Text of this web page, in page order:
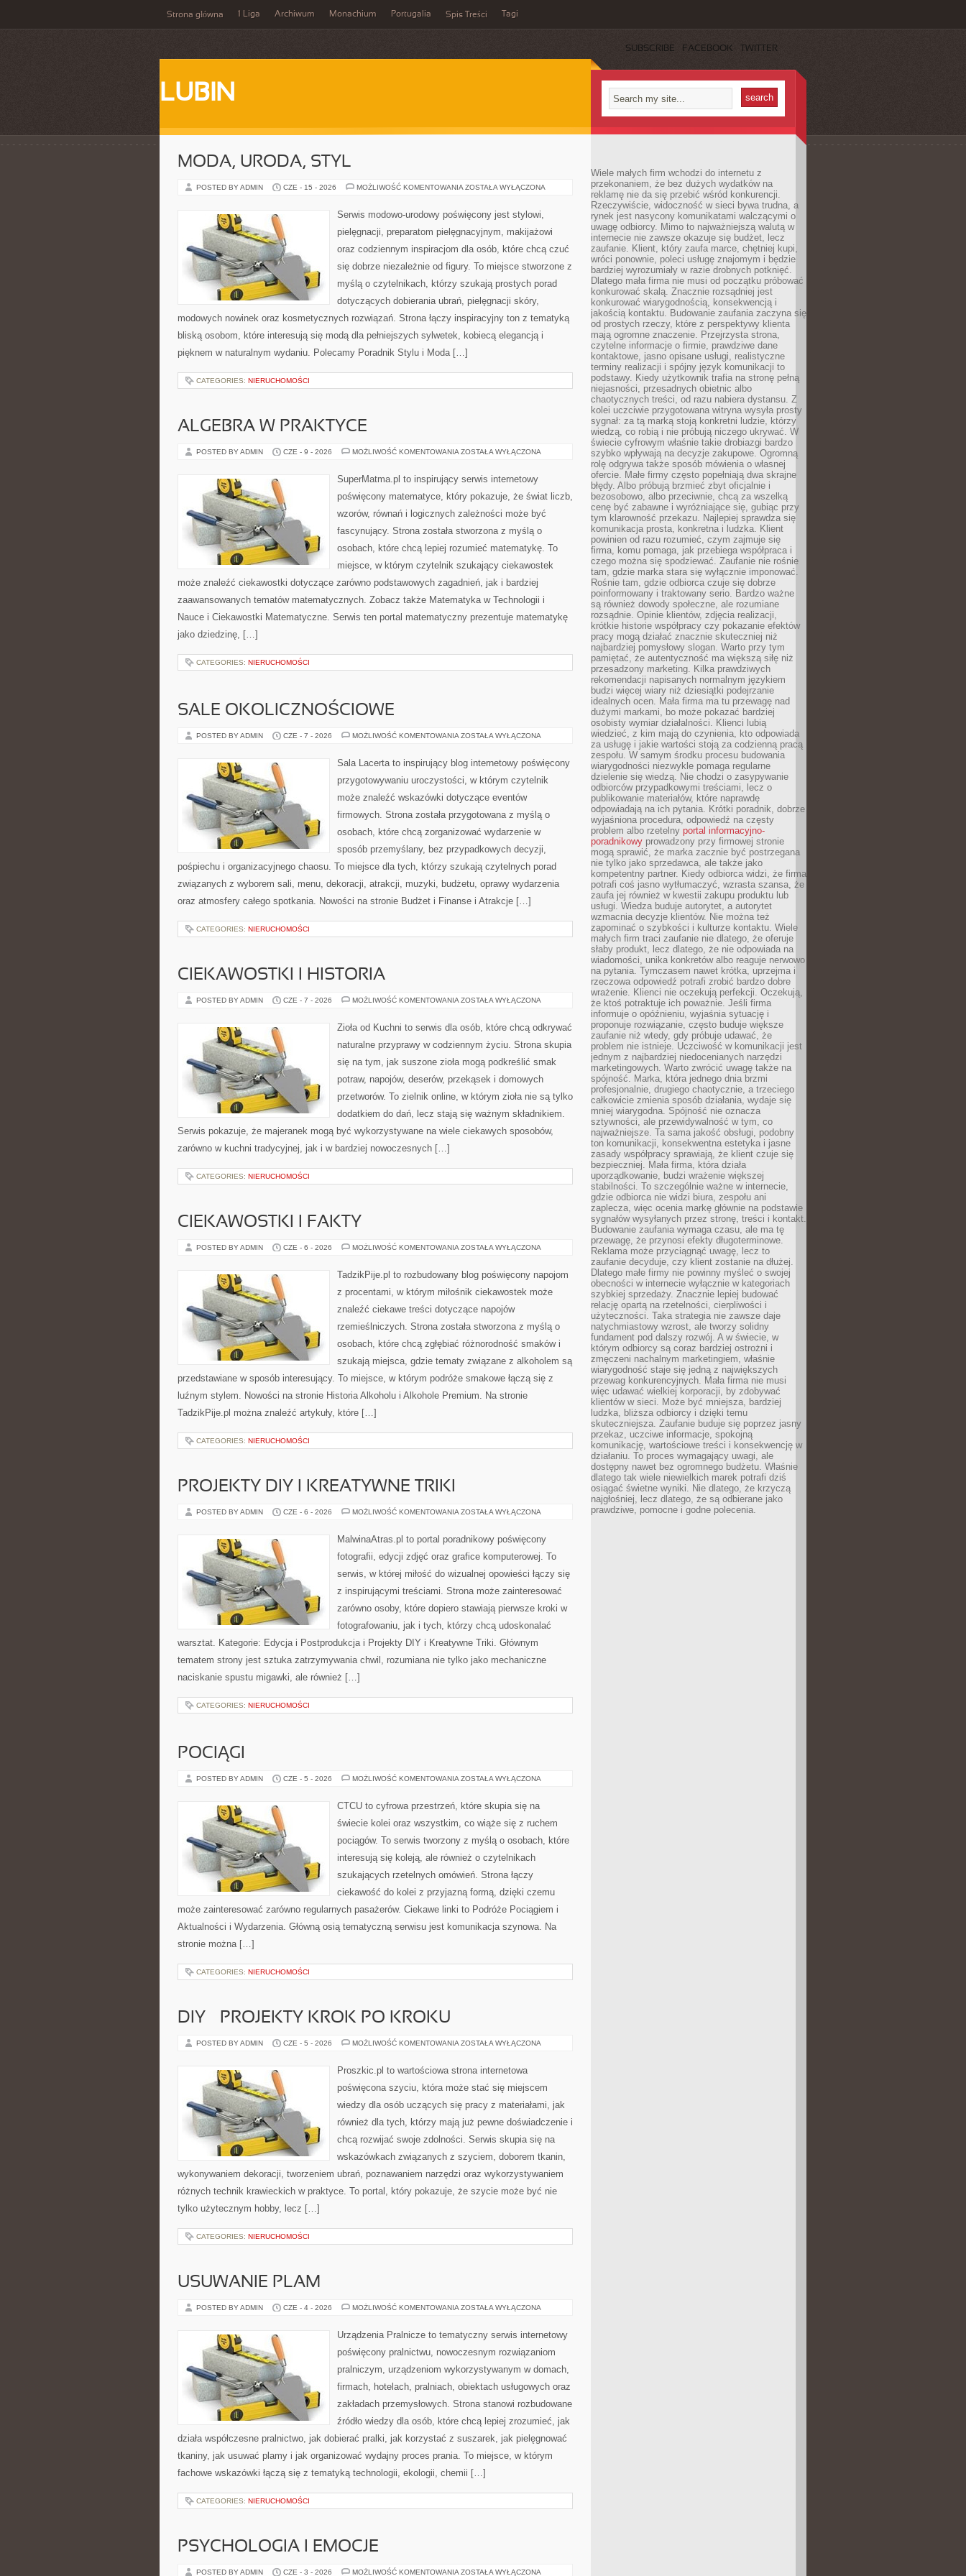
Strona główna 1 Liga Archiwum Monachium Portugalia Spis Treści Tagi
SUBSCRIBE FACEBOOK TWITTER
LUBIN
MODA, URODA, STYL
POSTED BY ADMIN CZE - 15 - 2026 MOŻLIWOŚĆ KOMENTOWANIA MODA,
ZOSTAŁA WYŁĄCZONA
Serwis modowo-urodowy poświęcony jest stylowi,
pielęgnacji, preparatom pielęgnacyjnym, makijażowi
oraz codziennym inspiracjom dla osób, które chcą czuć
się dobrze niezależnie od figury. To miejsce stworzone z
myślą o czytelnikach, którzy szukają prostych porad
dotyczących dobierania ubrań, pielęgnacji skóry,
modowych nowinek oraz kosmetycznych rozwiązań. Strona łączy inspiracyjny ton z tematyką
bliską osobom, które interesują się modą dla pełniejszych sylwetek, kobiecą elegancją i
pięknem w naturalnym wydaniu. Polecamy Poradnik Stylu i Moda […]
CATEGORIES: NIERUCHOMOŚCI
ALGEBRA W PRAKTYCE
POSTED BY ADMIN CZE - 9 - 2026 MOŻLIWOŚĆ KOMENTOWANIA ALGEBRA
ZOSTAŁA WYŁĄCZONA
SuperMatma.pl to inspirujący serwis internetowy
poświęcony matematyce, który pokazuje, że świat liczb,
wzorów, równań i logicznych zależności może być
fascynujący. Strona została stworzona z myślą o
osobach, które chcą lepiej rozumieć matematykę. To
miejsce, w którym czytelnik szukający ciekawostek
może znaleźć ciekawostki dotyczące zarówno podstawowych zagadnień, jak i bardziej
zaawansowanych tematów matematycznych. Zobacz także Matematyka w Technologii i
Nauce i Ciekawostki Matematyczne. Serwis ten portal matematyczny prezentuje matematykę
jako dziedzinę, […]
CATEGORIES: NIERUCHOMOŚCI
SALE OKOLICZNOŚCIOWE
POSTED BY ADMIN CZE - 7 - 2026 MOŻLIWOŚĆ KOMENTOWANIA SALE
ZOSTAŁA WYŁĄCZONA
Sala Lacerta to inspirujący blog internetowy poświęcony
przygotowywaniu uroczystości, w którym czytelnik
może znaleźć wskazówki dotyczące eventów
firmowych. Strona została przygotowana z myślą o
osobach, które chcą zorganizować wydarzenie w
sposób przemyślany, bez przypadkowych decyzji,
pośpiechu i organizacyjnego chaosu. To miejsce dla tych, którzy szukają czytelnych porad
związanych z wyborem sali, menu, dekoracji, atrakcji, muzyki, budżetu, oprawy wydarzenia
oraz atmosfery całego spotkania. Nowości na stronie Budżet i Finanse i Atrakcje […]
CATEGORIES: NIERUCHOMOŚCI
CIEKAWOSTKI I HISTORIA
POSTED BY ADMIN CZE - 7 - 2026 MOŻLIWOŚĆ KOMENTOWANIA CIEKAWOSTKI
ZOSTAŁA WYŁĄCZONA
Zioła od Kuchni to serwis dla osób, które chcą odkrywać
naturalne przyprawy w codziennym życiu. Strona skupia
się na tym, jak suszone zioła mogą podkreślić smak
potraw, napojów, deserów, przekąsek i domowych
przetworów. To zielnik online, w którym zioła nie są tylko
dodatkiem do dań, lecz stają się ważnym składnikiem.
Serwis pokazuje, że majeranek mogą być wykorzystywane na wiele ciekawych sposobów,
zarówno w kuchni tradycyjnej, jak i w bardziej nowoczesnych […]
CATEGORIES: NIERUCHOMOŚCI
CIEKAWOSTKI I FAKTY
POSTED BY ADMIN CZE - 6 - 2026 MOŻLIWOŚĆ KOMENTOWANIA CIEKAWOSTKI
ZOSTAŁA WYŁĄCZONA
TadzikPije.pl to rozbudowany blog poświęcony napojom
z procentami, w którym miłośnik ciekawostek może
znaleźć ciekawe treści dotyczące napojów
rzemieślniczych. Strona została stworzona z myślą o
osobach, które chcą zgłębiać różnorodność smaków i
szukają miejsca, gdzie tematy związane z alkoholem są
przedstawiane w sposób interesujący. To miejsce, w którym podróże smakowe łączą się z
luźnym stylem. Nowości na stronie Historia Alkoholu i Alkohole Premium. Na stronie
TadzikPije.pl można znaleźć artykuły, które […]
CATEGORIES: NIERUCHOMOŚCI
PROJEKTY DIY I KREATYWNE TRIKI
POSTED BY ADMIN CZE - 6 - 2026 MOŻLIWOŚĆ KOMENTOWANIA PROJEKTY
KREATYWNE
TRIKI
ZOSTAŁA WYŁĄCZONA
MalwinaAtras.pl to portal poradnikowy poświęcony
fotografii, edycji zdjęć oraz grafice komputerowej. To
serwis, w której miłość do wizualnej opowieści łączy się
z inspirującymi treściami. Strona może zainteresować
zarówno osoby, które dopiero stawiają pierwsze kroki w
fotografowaniu, jak i tych, którzy chcą udoskonalać
warsztat. Kategorie: Edycja i Postprodukcja i Projekty DIY i Kreatywne Triki. Głównym
tematem strony jest sztuka zatrzymywania chwil, rozumiana nie tylko jako mechaniczne
naciskanie spustu migawki, ale również […]
CATEGORIES: NIERUCHOMOŚCI
POCIĄGI
POSTED BY ADMIN CZE - 5 - 2026 MOŻLIWOŚĆ KOMENTOWANIA POCIĄGI
ZOSTAŁA WYŁĄCZONA
CTCU to cyfrowa przestrzeń, które skupia się na
świecie kolei oraz wszystkim, co wiąże się z ruchem
pociągów. To serwis tworzony z myślą o osobach, które
interesują się koleją, ale również o czytelnikach
szukających rzetelnych omówień. Strona łączy
ciekawość do kolei z przyjazną formą, dzięki czemu
może zainteresować zarówno regularnych pasażerów. Ciekawe linki to Podróże Pociągiem i
Aktualności i Wydarzenia. Główną osią tematyczną serwisu jest komunikacja szynowa. Na
stronie można […]
CATEGORIES: NIERUCHOMOŚCI
DIY – PROJEKTY KROK PO KROKU
POSTED BY ADMIN CZE - 5 - 2026 MOŻLIWOŚĆ KOMENTOWANIA DIY
PO
ZOSTAŁA WYŁĄCZONA
Proszkic.pl to wartościowa strona internetowa
poświęcona szyciu, która może stać się miejscem
wiedzy dla osób uczących się pracy z materiałami, jak
również dla tych, którzy mają już pewne doświadczenie i
chcą rozwijać swoje zdolności. Serwis skupia się na
wskazówkach związanych z szyciem, doborem tkanin,
wykonywaniem dekoracji, tworzeniem ubrań, poznawaniem narzędzi oraz wykorzystywaniem
różnych technik krawieckich w praktyce. To portal, który pokazuje, że szycie może być nie
tylko użytecznym hobby, lecz […]
CATEGORIES: NIERUCHOMOŚCI
USUWANIE PLAM
POSTED BY ADMIN CZE - 4 - 2026 MOŻLIWOŚĆ KOMENTOWANIA USUWANIE
ZOSTAŁA WYŁĄCZONA
Urządzenia Pralnicze to tematyczny serwis internetowy
poświęcony pralnictwu, nowoczesnym rozwiązaniom
pralniczym, urządzeniom wykorzystywanym w domach,
firmach, hotelach, pralniach, obiektach usługowych oraz
zakładach przemysłowych. Strona stanowi rozbudowane
źródło wiedzy dla osób, które chcą lepiej zrozumieć, jak
działa współczesne pralnictwo, jak dobierać pralki, jak korzystać z suszarek, jak pielęgnować
tkaniny, jak usuwać plamy i jak organizować wydajny proces prania. To miejsce, w którym
fachowe wskazówki łączą się z tematyką technologii, ekologii, chemii […]
CATEGORIES: NIERUCHOMOŚCI
PSYCHOLOGIA I EMOCJE
POSTED BY ADMIN CZE - 3 - 2026 MOŻLIWOŚĆ KOMENTOWANIA PSYCHOLOGIA
ZOSTAŁA WYŁĄCZONA
Wiele małych firm wchodzi do internetu z
przekonaniem, że bez dużych wydatków na
reklamę nie da się przebić wśród konkurencji.
Rzeczywiście, widoczność w sieci bywa trudna, a
rynek jest nasycony komunikatami walczącymi o
uwagę odbiorcy. Mimo to najważniejszą walutą w
internecie nie zawsze okazuje się budżet, lecz
zaufanie. Klient, który zaufa marce, chętniej kupi,
wróci ponownie, poleci usługę znajomym i będzie
bardziej wyrozumiały w razie drobnych potknięć.
Dlatego mała firma nie musi od początku próbować
konkurować skalą. Znacznie rozsądniej jest
konkurować wiarygodnością, konsekwencją i
jakością kontaktu. Budowanie zaufania zaczyna się
od prostych rzeczy, które z perspektywy klienta
mają ogromne znaczenie. Przejrzysta strona,
czytelne informacje o firmie, prawdziwe dane
kontaktowe, jasno opisane usługi, realistyczne
terminy realizacji i spójny język komunikacji to
podstawy. Kiedy użytkownik trafia na stronę pełną
niejasności, przesadnych obietnic albo
chaotycznych treści, od razu nabiera dystansu. Z
kolei uczciwie przygotowana witryna wysyła prosty
sygnał: za tą marką stoją konkretni ludzie, którzy
wiedzą, co robią i nie próbują niczego ukrywać. W
świecie cyfrowym właśnie takie drobiazgi bardzo
szybko wpływają na decyzje zakupowe. Ogromną
rolę odgrywa także sposób mówienia o własnej
ofercie. Małe firmy często popełniają dwa skrajne
błędy. Albo próbują brzmieć zbyt oficjalnie i
bezosobowo, albo przeciwnie, chcą za wszelką
cenę być zabawne i wyróżniające się, gubiąc przy
tym klarowność przekazu. Najlepiej sprawdza się
komunikacja prosta, konkretna i ludzka. Klient
powinien od razu rozumieć, czym zajmuje się
firma, komu pomaga, jak przebiega współpraca i
czego można się spodziewać. Zaufanie nie rośnie
tam, gdzie marka stara się wyłącznie imponować.
Rośnie tam, gdzie odbiorca czuje się dobrze
poinformowany i traktowany serio. Bardzo ważne
są również dowody społeczne, ale rozumiane
rozsądnie. Opinie klientów, zdjęcia realizacji,
krótkie historie współpracy czy pokazanie efektów
pracy mogą działać znacznie skuteczniej niż
najbardziej pomysłowy slogan. Warto przy tym
pamiętać, że autentyczność ma większą siłę niż
przesadzony marketing. Kilka prawdziwych
rekomendacji napisanych normalnym językiem
budzi więcej wiary niż dziesiątki podejrzanie
idealnych ocen. Mała firma ma tu przewagę nad
dużymi markami, bo może pokazać bardziej
osobisty wymiar działalności. Klienci lubią
wiedzieć, z kim mają do czynienia, kto odpowiada
za usługę i jakie wartości stoją za codzienną pracą
zespołu. W samym środku procesu budowania
wiarygodności niezwykle pomaga regularne
dzielenie się wiedzą. Nie chodzi o zasypywanie
odbiorców przypadkowymi treściami, lecz o
publikowanie materiałów, które naprawdę
odpowiadają na ich pytania. Krótki poradnik, dobrze
wyjaśniona procedura, odpowiedź na częsty
problem albo rzetelny portal informacyjno-
poradnikowy prowadzony przy firmowej stronie
mogą sprawić, że marka zacznie być postrzegana
nie tylko jako sprzedawca, ale także jako
kompetentny partner. Kiedy odbiorca widzi, że firma
potrafi coś jasno wytłumaczyć, wzrasta szansa, że
zaufa jej również w kwestii zakupu produktu lub
usługi. Wiedza buduje autorytet, a autorytet
wzmacnia decyzje klientów. Nie można też
zapominać o szybkości i kulturze kontaktu. Wiele
małych firm traci zaufanie nie dlatego, że oferuje
słaby produkt, lecz dlatego, że nie odpowiada na
wiadomości, unika konkretów albo reaguje nerwowo
na pytania. Tymczasem nawet krótka, uprzejma i
rzeczowa odpowiedź potrafi zrobić bardzo dobre
wrażenie. Klienci nie oczekują perfekcji. Oczekują,
że ktoś potraktuje ich poważnie. Jeśli firma
informuje o opóźnieniu, wyjaśnia sytuację i
proponuje rozwiązanie, często buduje większe
zaufanie niż wtedy, gdy próbuje udawać, że
problem nie istnieje. Uczciwość w komunikacji jest
jednym z najbardziej niedocenianych narzędzi
marketingowych. Warto zwrócić uwagę także na
spójność. Marka, która jednego dnia brzmi
profesjonalnie, drugiego chaotycznie, a trzeciego
całkowicie zmienia sposób działania, wydaje się
mniej wiarygodna. Spójność nie oznacza
sztywności, ale przewidywalność w tym, co
najważniejsze. Ta sama jakość obsługi, podobny
ton komunikacji, konsekwentna estetyka i jasne
zasady współpracy sprawiają, że klient czuje się
bezpieczniej. Mała firma, która działa
uporządkowanie, budzi wrażenie większej
stabilności. To szczególnie ważne w internecie,
gdzie odbiorca nie widzi biura, zespołu ani
zaplecza, więc ocenia markę głównie na podstawie
sygnałów wysyłanych przez stronę, treści i kontakt.
Budowanie zaufania wymaga czasu, ale ma tę
przewagę, że przynosi efekty długoterminowe.
Reklama może przyciągnąć uwagę, lecz to
zaufanie decyduje, czy klient zostanie na dłużej.
Dlatego małe firmy nie powinny myśleć o swojej
obecności w internecie wyłącznie w kategoriach
szybkiej sprzedaży. Znacznie lepiej budować
relację opartą na rzetelności, cierpliwości i
użyteczności. Taka strategia nie zawsze daje
natychmiastowy wzrost, ale tworzy solidny
fundament pod dalszy rozwój. A w świecie, w
którym odbiorcy są coraz bardziej ostrożni i
zmęczeni nachalnym marketingiem, właśnie
wiarygodność staje się jedną z największych
przewag konkurencyjnych. Mała firma nie musi
więc udawać wielkiej korporacji, by zdobywać
klientów w sieci. Może być mniejsza, bardziej
ludzka, bliższa odbiorcy i dzięki temu
skuteczniejsza. Zaufanie buduje się poprzez jasny
przekaz, uczciwe informacje, spokojną
komunikację, wartościowe treści i konsekwencję w
działaniu. To proces wymagający uwagi, ale
dostępny nawet bez ogromnego budżetu. Właśnie
dlatego tak wiele niewielkich marek potrafi dziś
osiągać świetne wyniki. Nie dlatego, że krzyczą
najgłośniej, lecz dlatego, że są odbierane jako
prawdziwe, pomocne i godne polecenia.